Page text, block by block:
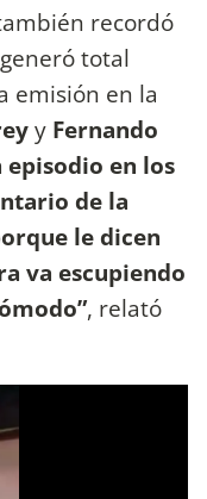
recordó
total
emisión en la
y Fernando
episodio en los
de la
le dicen
va escupiendo
, relató